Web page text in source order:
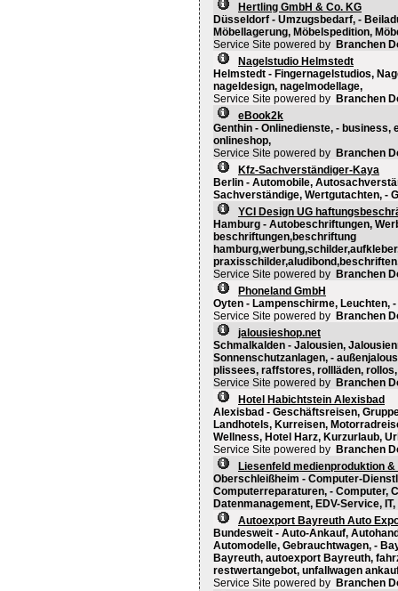
Hertling GmbH & Co. KG
Düsseldorf - Umzugsbedarf, -
Möbellagerung, Möbelspedition,
Service Site powered by Branchen
Nagelstudio Helmstedt
Helmstedt - Fingernagelstudios,
nageldesign, nagelmodellage,
Service Site powered by Branchen
eBook2k
Genthin - Onlinedienste, - business,
onlineshop,
Service Site powered by Branchen
Kfz-Sachverständiger-Kaya
Berlin - Automobile,
Sachverständige, Wertgutachten, -
YCI Design UG
Hamburg - Autobeschriftungen,
beschriftungen,beschriftung
Service Site powered by Branchen
Phoneland GmbH
Oyten - Lampenschirme, Leuchten,
Service Site powered by Branchen
jalousieshop.net
Schmalkalden - Jalousien,
Sonnenschutzanlagen, -
plissees, raffstores, rollläden,
Service Site powered by Branchen
Hotel Habichtstein Alexisbad
Alexisbad - Geschäftsreisen,
Landhotels, Kurreisen,
Wellness, Hotel Harz, Kurzurlaub,
Service Site powered by Branchen
Liesenfeld medienproduktion
Oberschleißheim - Computer-
Computerreparaturen, - Computer,
Datenmanagement, EDV-Service,
Autoexport Bayreuth Auto
Bundesweit - Auto-Ankauf,
Automodelle, Gebrauchtwagen, -
Bayreuth, autoexport Bayreuth,
restwertangebot, unfallwagen
Service Site powered by Branchen